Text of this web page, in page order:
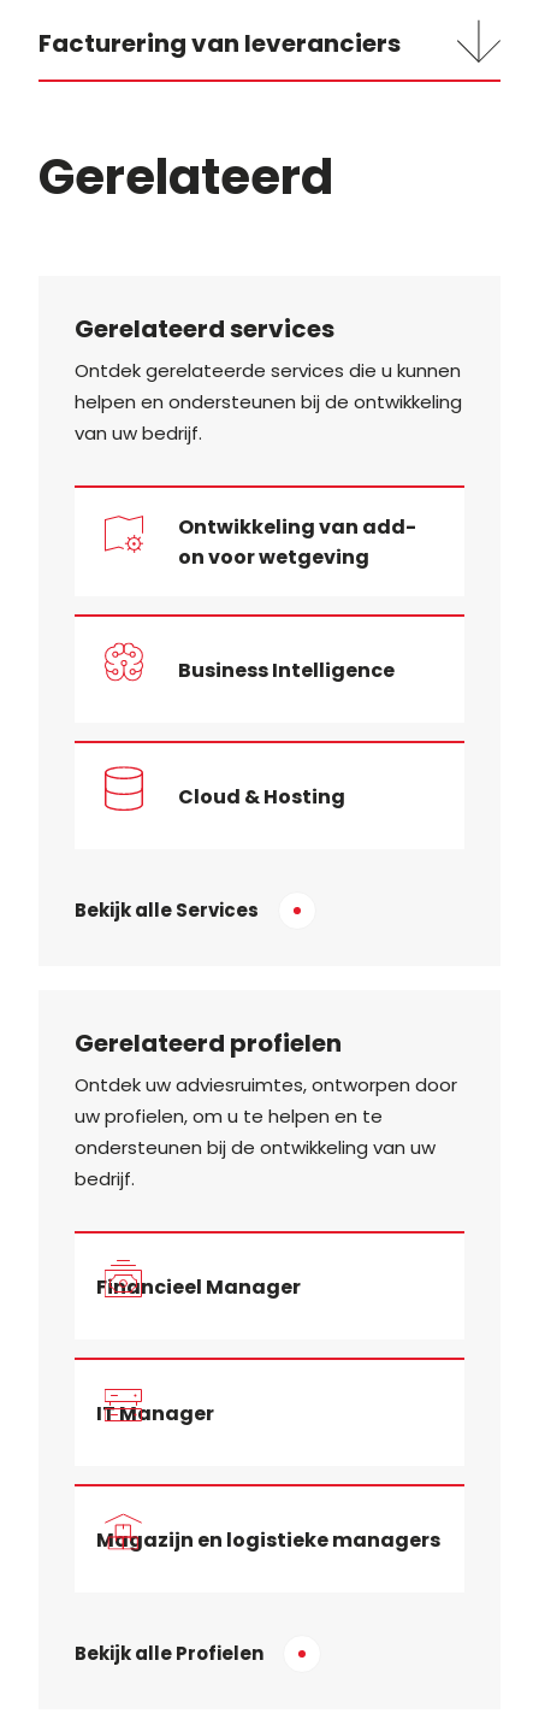
Facturering van leveranciers
Gerelateerd
Gerelateerd services
Ontdek gerelateerde services die u kunnen
helpen en ondersteunen bij de ontwikkeling
van uw bedrijf.
Ontwikkeling van add-
on voor wetgeving
Business Intelligence
Cloud & Hosting
Bekijk alle Services
Gerelateerd profielen
Ontdek uw adviesruimtes, ontworpen door
uw profielen, om u te helpen en te
ondersteunen bij de ontwikkeling van uw
bedrijf.
Financieel Manager
IT Manager
Magazijn en logistieke managers
Bekijk alle Profielen